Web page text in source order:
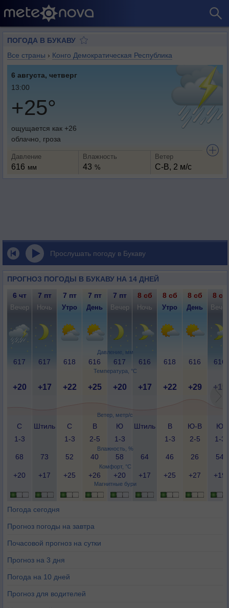
ПОГОДА В БУКАВУ
Все страны › Конго Демократическая Республика
6 августа, четверг
13:00
+25°
ощущается как +26
облачно, гроза
Давление
616 мм
Влажность
43 %
Ветер
С-В, 2 м/с
Прослушать погоду в Букаву
ПРОГНОЗ ПОГОДЫ В БУКАВУ НА 14 ДНЕЙ
Давление, мм
Температура, °C
Ветер, метр/с
Влажность, %
Комфорт, °C
Магнитные бури
6 чт 7 пт 7 пт 7 пт 7 пт 8 сб 8 сб 8 сб 8 сб
Вечер Ночь Утро День Вечер Ночь Утро День Вечер
617 617 618 616 617 616 618 616 616
+20 +17 +22 +25 +20 +17 +22 +29 +19
С
1-3
Штиль
С
1-3
В
2-5
Ю
1-3
Штиль
В
1-3
Ю-В
2-5
Ю
1-3
68 73 52 40 58 64 46 26 54
+20 +17 +25 +26 +20 +17 +25 +27 +19
Погода сегодня
Прогноз погоды на завтра
Почасовой прогноз на сутки
Прогноз на 3 дня
Погода на 10 дней
Прогноз для водителей